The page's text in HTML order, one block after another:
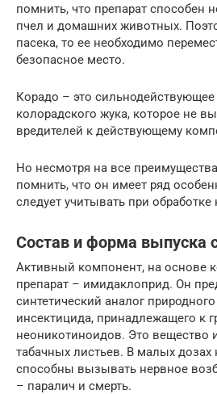
помнить, что препарат способен
пчел и домашних животных.
пасека, то ее необходимо
безопасное место.
Корадо – это сильнодействующее
колорадского жука, которое не
вредителей к действующему
Но несмотря на все
помнить, что он имеет ряд
следует учитывать при обработке
Состав и форма выпуска
Активный компонент, на основе
препарат – имидаклоприд. Он
синтетический аналог
инсектицида, принадлежащего к
неоникотиноидов. Это вещество
табачных листьев. В малых
способны вызывать нервное
– паралич и смерть.